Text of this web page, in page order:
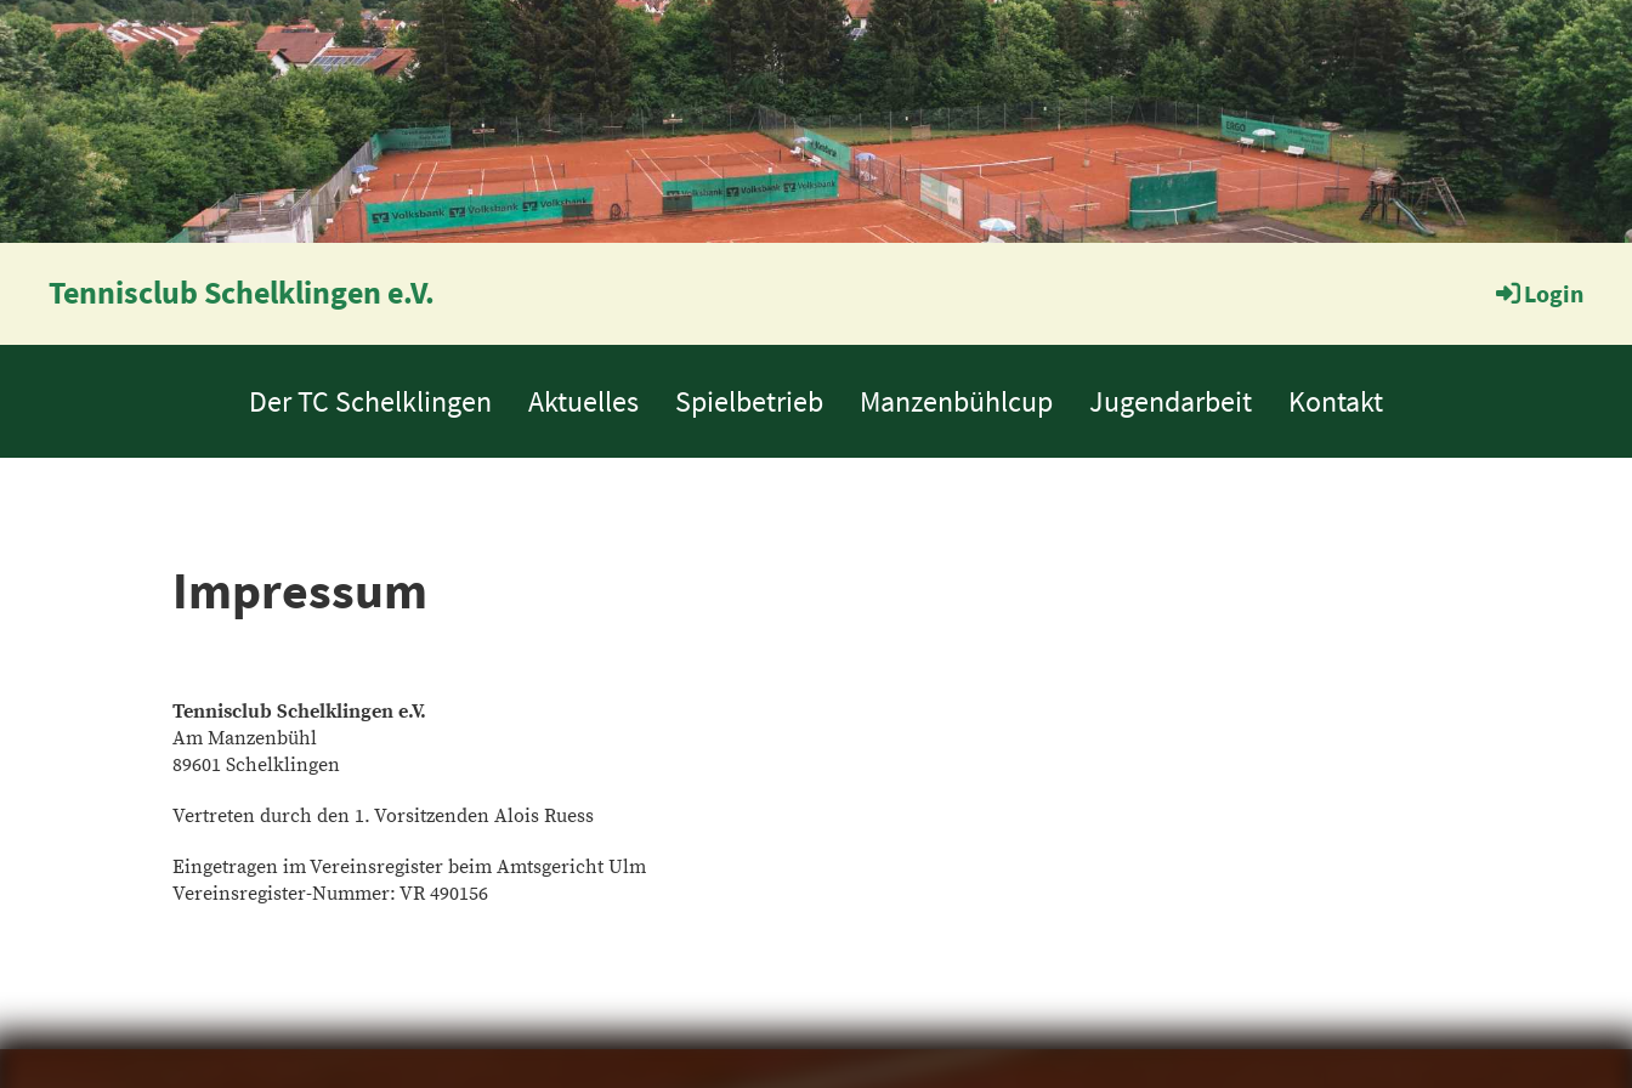
Tennisclub Schelklingen e.V. Login
Der TC Schelklingen Aktuelles Spielbetrieb Manzenbühlcup Jugendarbeit Kontakt
Impressum
Tennisclub Schelklingen e.V.
Am Manzenbühl
89601 Schelklingen
Vertreten durch den 1. Vorsitzenden Alois Ruess
Eingetragen im Vereinsregister beim Amtsgericht Ulm
Vereinsregister-Nummer: VR 490156